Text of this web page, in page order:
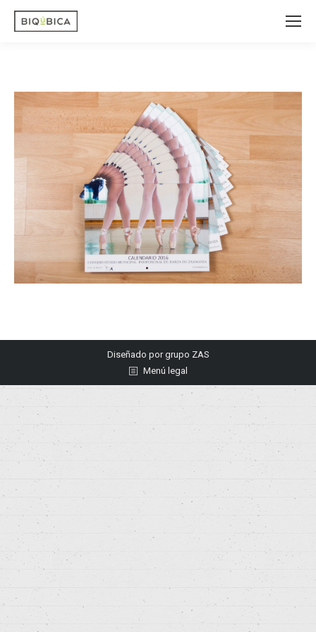
Diseñado porgrupo ZAS
Menú legal